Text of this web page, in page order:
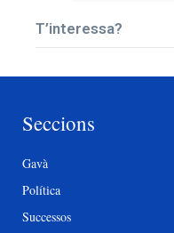
T’interessa?
Seccions
Gavà
Política
Successos